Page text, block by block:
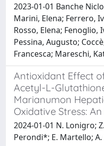
2023-01-01 Banche
Marini, Elena; Ferrero,
Rosso, Elena; Fenoglio,
Pessina, Augusto;
Francesca; Mareschi,
Antioxidant Effect
Acetyl-L-
Marianumon
Oxidative Stress:
2024-01-01 N. Lonigro;
Perondi*; E. Martello; A.